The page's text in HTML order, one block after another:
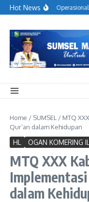
Lewati ke konten
Hot NewsMenjaga Operasional
Home / SUMSEL / MTQ
Qur’an dalam Kehidupan
HL OGAN KOMERING
MTQ XXX
dalam